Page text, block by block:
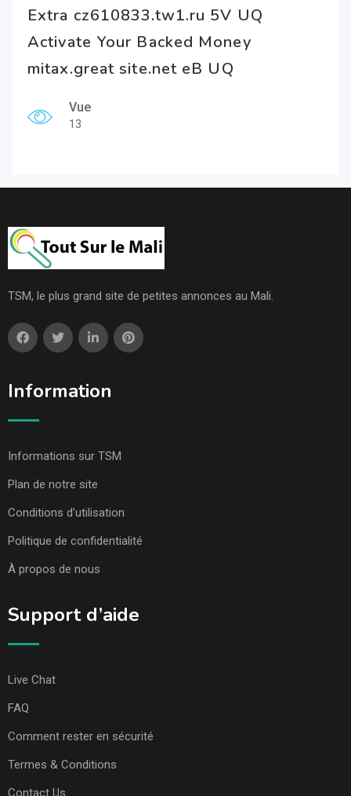
Extra cz610833.tw1.ru 5V UQ
Activate Your Backed Money
mitax.great site.net eB UQ
Vue
13
TSM, le plus grand site de petites annonces au Mali.
Information
Informations sur TSM
Plan de notre site
Conditions d’utilisation
Politique de confidentialité
À propos de nous
Support d’aide
Live Chat
FAQ
Comment rester en sécurité
Termes & Conditions
Contact Us